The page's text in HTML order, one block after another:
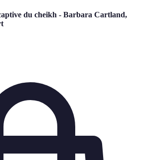
du cheikh - Barbara Cartland,